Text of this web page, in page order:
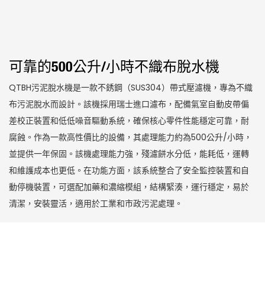
可靠的500公升/小時不織布脫水機
QTBH污泥脫水機是一款不銹鋼（SUS304）帶式壓濾機，專為不織
布污泥脫水而設計。該機採用瑞士進口濾布，配備氣室自動皮帶偏
差校正裝置和低低噪音驅動系統，確保核心零件性能穩定可靠，耐
腐蝕。作為一款高性價比的設備，其處理能力約為500公升/小時，
並提供一年保固。該機處理能力強，殘濾餅水分低，能耗低，運轉
和維護成本也更低。在功能方面，該系統整合了安全監控裝置和自
動停機裝置，可選配加藥和濃縮模組，結構緊湊，運行穩定，易於
清潔，安裝靈活，適用於工業和市政污泥處理。